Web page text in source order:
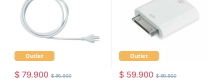
Outlet
$79.900 $96.900
Outlet
$59.900 $99.900